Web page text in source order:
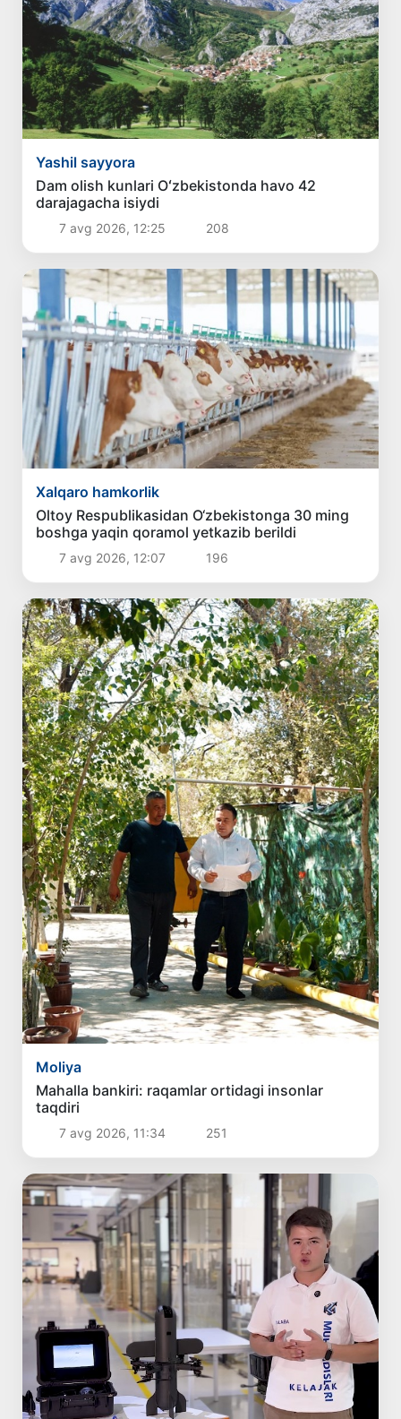
Yashil sayyora
Dam olish kunlari Oʻzbekistonda havo 42
darajagacha isiydi
7 avg 2026, 12:25 208
Xalqaro hamkorlik
Oltoy Respublikasidan O‘zbekistonga 30 ming
boshga yaqin qoramol yetkazib berildi
7 avg 2026, 12:07 196
Moliya
Mahalla bankiri: raqamlar ortidagi insonlar
taqdiri
7 avg 2026, 11:34 251